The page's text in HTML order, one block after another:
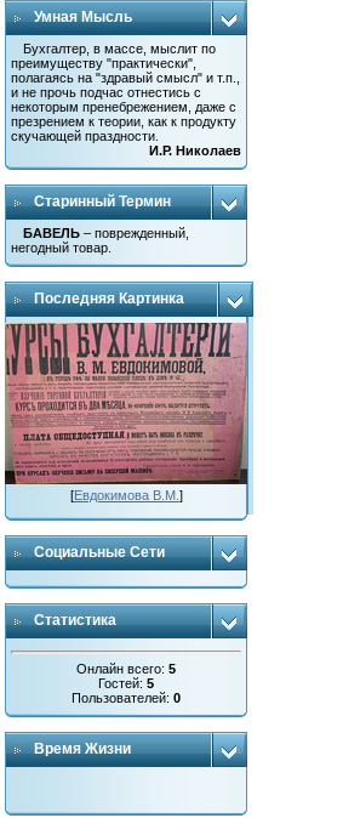
Умная Мысль
Бухгалтер, в массе, мыслит по
преимуществу "практически",
полагаясь на "здравый смысл" и т.п.,
и не прочь подчас отнестись с
некоторым пренебрежением, даже с
презрением к теории, как к продукту
скучающей праздности.
И.Р. Николаев
Старинный Термин
БАВЕЛЬ – поврежденный,
негодный товар.
Последняя Картинка
[Евдокимова В.М. ]
Социальные Сети
Статистика
Онлайн всего:5
Гостей:5
Пользователей:0
Время Жизни